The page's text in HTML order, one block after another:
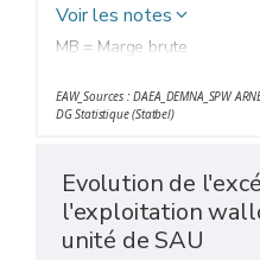
Voir les notes
MB = Marge brute
MB & Prod. = Marge brute
EAW_Sources : DAEA_DEMNA_SPW
DG Statistique (Statbel)
Evolution de
l'exploitation
unité de SAU